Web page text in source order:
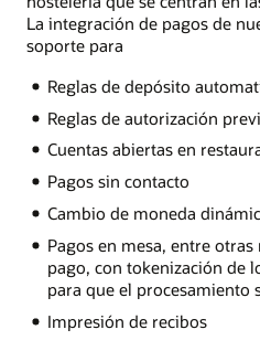
La integración de pagos de
soporte para
Reglas de depósito
Reglas de autorización
Cuentas abiertas en
Pagos sin contacto
Cambio de moneda
Pagos en mesa, entre
pago, con tokenización de
para que el procesamiento
Impresión de recibos